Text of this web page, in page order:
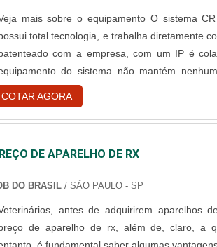
mais sobre o equipamento O sistema CR para raio x é um sistema que
total tecnologia, e trabalha diretamente
com a empresa, com um IP é
do sistema não mantém
das mecânicas, fazendo com que o IP
de uso. Destaque do sistema CR para raio x da ICRco A maioria das
COTAR AGORA
DE APARELHO DE RX
DO BRASIL/ SÃO PAULO - SP
antes de adquirirem aparelhos
de aparelho de rx, além de, claro, a
é fundamental saber algumas